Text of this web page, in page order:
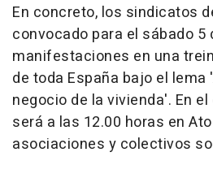
En concreto, los sindicatos
convocado para el sábado 5
manifestaciones en una
de toda España bajo el
negocio de la vivienda'. En
será a las 12.00 horas en
asociaciones y colectivos